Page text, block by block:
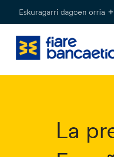
edukia
Eskuragarri dagoen orria
La